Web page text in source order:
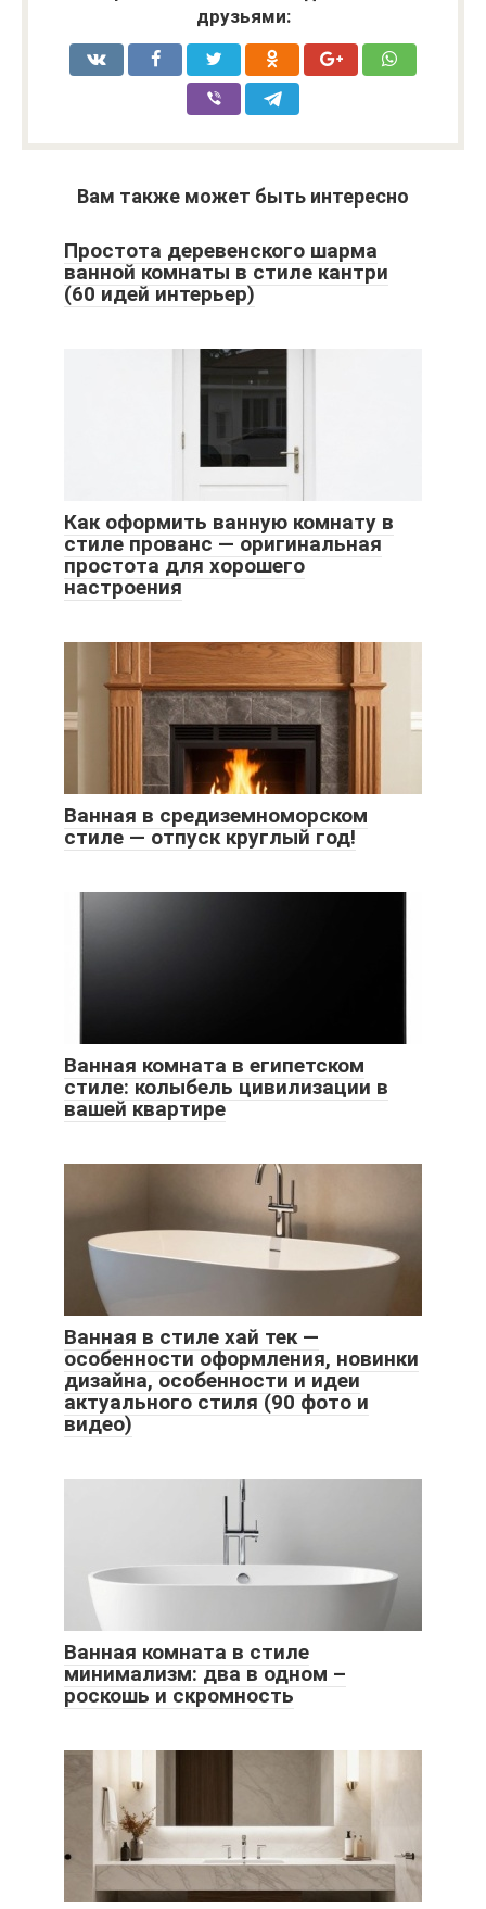
друзьями:
Вам также может быть интересно
Простота деревенского шарма
ванной комнаты в стиле кантри
(60 идей интерьер)
Как оформить ванную комнату в
стиле прованс — оригинальная
простота для хорошего
настроения
Ванная в средиземноморском
стиле — отпуск круглый год!
Ванная комната в египетском
стиле: колыбель цивилизации в
вашей квартире
Ванная в стиле хай тек —
особенности оформления, новинки
дизайна, особенности и идеи
актуального стиля (90 фото и
видео)
Ванная комната в стиле
минимализм: два в одном –
роскошь и скромность